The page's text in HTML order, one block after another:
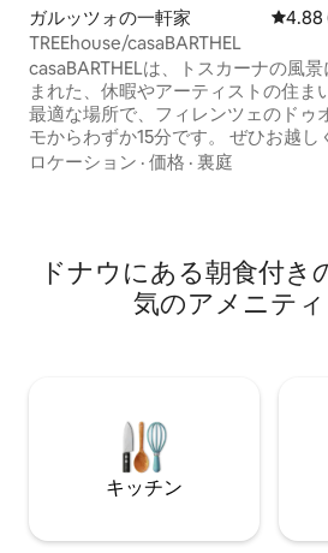
ガルッツォの一軒家 レビ
4.88
TREEhouse/casaBARTHEL
casaBARTHELは、トスカーナの風景
まれた、休暇やアーティストの住ま
最適な場所で、フィレンツェのドゥ
モからわずか15分です。 ぜひお越しくだ
さい。オリーブの木、家庭菜園、私
をやめて、「今この場」を楽しむこ
お勧めします。 ただし、作業が必要な場
合は、ポータブルプライベート接続
ロケーション · 価格 · 裏庭
ドナウにある朝食付き
気のアメニテ
キッチン